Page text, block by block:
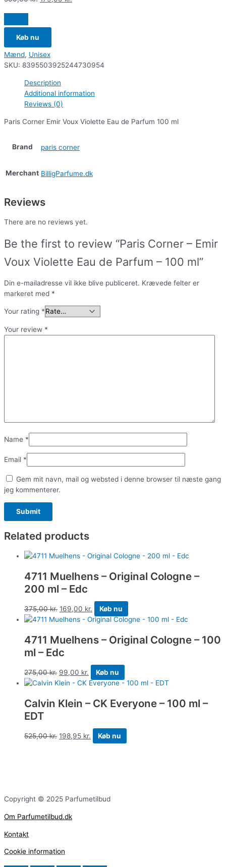
Køb nu
Mænd, Unisex
SKU: 8395503925244730954
Description
Additional information
Reviews (0)
Paris Corner Emir Voux Violette Eau de Parfum 100 ml
Brand paris corner
Merchant BilligParfume.dk
Reviews
There are no reviews yet.
Be the first to review “Paris Corner – Emir
Voux Violette Eau de Parfum – 100 ml”
Din e-mailadresse vil ikke blive publiceret. Krævede felter er
markeret med *
Your rating *
Your review *
Name *
Email *
Gem mit navn, mail og websted i denne browser til næste gang
jeg kommenterer.
Related products
4711 Muelhens – Original Cologne –
200 ml – Edc
375,00kr. 169,00 kr. Køb nu
4711 Muelhens – Original Cologne – 100
ml – Edc
275,00kr. 99,00 kr. Køb nu
Calvin Klein – CK Everyone – 100 ml –
EDT
525,00kr. 198,95 kr. Køb nu
Copyright © 2025 Parfumetilbud
Om Parfumetilbud.dk
Kontakt
Cookie information